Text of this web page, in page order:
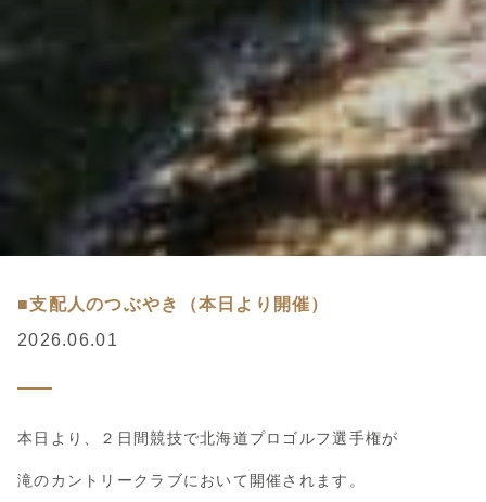
■支配人のつぶやき（本日より開催）
2026.06.01
本日より、２日間競技で北海道プロゴルフ選手権が
滝のカントリークラブにおいて開催されます。